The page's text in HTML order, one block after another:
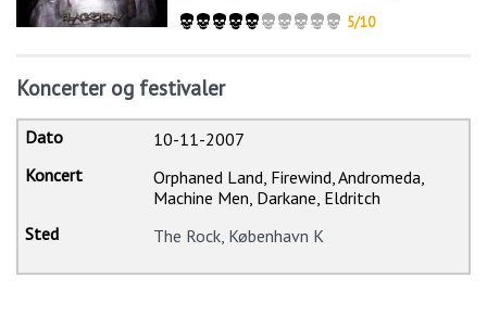
5/10
Koncerter og festivaler
10-11-2007
Orphaned Land, Firewind, Andromeda,
Machine Men, Darkane, Eldritch
The Rock, København K